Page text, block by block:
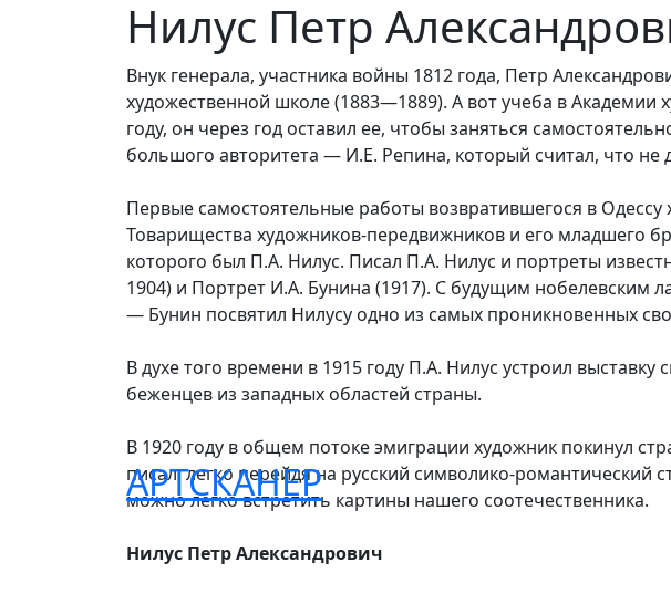
АРТСКАНЕР
Нилус Петр
Внук генерала, участника войны 1812 года, Петр
художественной школе (1883—1889). А вот учеба в Академии
году, он через год оставил ее, чтобы заняться
большого авторитета — И.Е. Репина, который считал, что не
Первые самостоятельные работы возвратившегося в
Товарищества художников-передвижников и его младшего
которого был П.А. Нилус. Писал П.А. Нилус и портреты
1904) и Портрет И.А. Бунина (1917). С будущим нобелевским
— Бунин посвятил Нилусу одно из самых проникновенных
В духе того времени в 1915 году П.А. Нилус устроил
беженцев из западных областей страны.
В 1920 году в общем потоке эмиграции художник покинул
писал, легко перейдя на русский символико-
можно легко встретить картины нашего соотечественника.
Нилус Петр Александрович